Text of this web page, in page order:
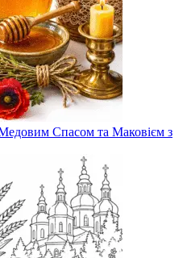
Спасом та Маковієм з